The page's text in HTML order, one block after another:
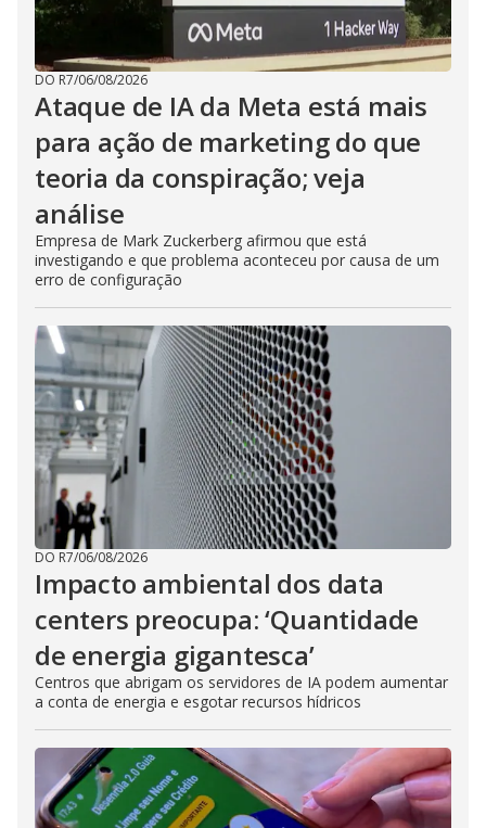
DO R7/06/08/2026
Ataque de IA da Meta está mais
para ação de marketing do que
teoria da conspiração; veja
análise
Empresa de Mark Zuckerberg afirmou que está
investigando e que problema aconteceu por causa de um
erro de configuração
DO R7/06/08/2026
Impacto ambiental dos data
centers preocupa: ‘Quantidade
de energia gigantesca’
Centros que abrigam os servidores de IA podem aumentar
a conta de energia e esgotar recursos hídricos